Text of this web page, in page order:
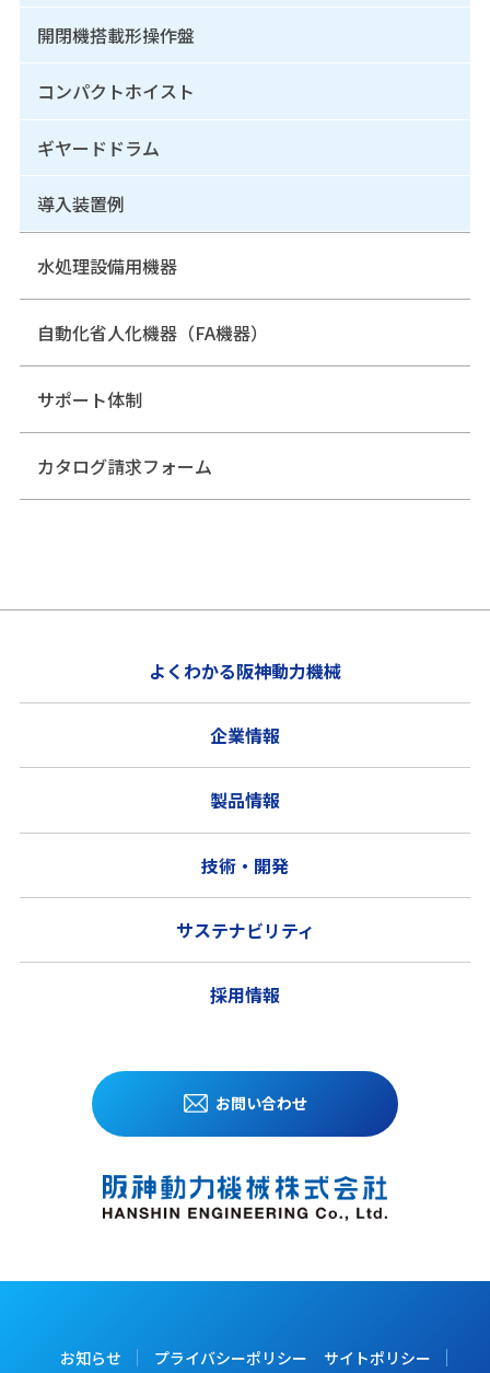
開閉機搭載形操作盤
コンパクトホイスト
ギヤードドラム
導入装置例
水処理設備用機器
自動化省人化機器（FA機器）
サポート体制
カタログ請求フォーム
お問い合わせ
よくわかる阪神動力機械
企業情報
製品情報
技術・開発
サステナビリティ
採用情報
お知らせ プライバシーポリシー サイトポリシー